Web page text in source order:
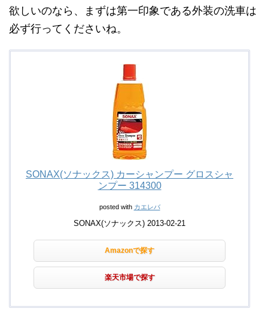
欲しいのなら、まずは第一印象である外装の洗車は
必ず行ってくださいね。
SONAX(ソナックス) カーシャンプー グロスシャ
ンプー 314300
posted with カエレバ
SONAX(ソナックス) 2013-02-21
Amazonで探す
楽天市場で探す